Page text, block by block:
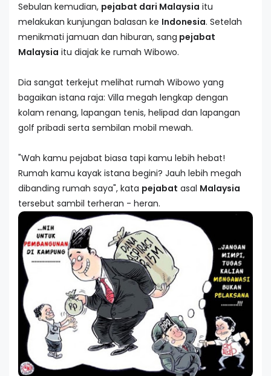
Sebulan kemudian, pejabat dari Malaysia itu
melakukan kunjungan balasan ke Indonesia. Setelah
menikmati jamuan dan hiburan, sang pejabat
Malaysia itu diajak ke rumah Wibowo.
Dia sangat terkejut melihat rumah Wibowo yang
bagaikan istana raja: Villa megah lengkap dengan
kolam renang, lapangan tenis, helipad dan lapangan
golf pribadi serta sembilan mobil mewah.
"Wah kamu pejabat biasa tapi kamu lebih hebat!
Rumah kamu kayak istana begini? Jauh lebih megah
dibanding rumah saya", kata pejabat asal Malaysia
tersebut sambil terheran - heran.